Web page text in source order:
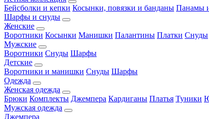
Бейсболки и кепки Косынки, повязки и банданы Панамы
Шарфы и снуды
Женские
Воротники Косынки Манишки Палантины Платки Снуды
Мужские
Воротники Снуды Шарфы
Детские
Воротники и манишки Снуды Шарфы
Одежда
Женская одежда
Брюки Комплекты Джемпера Кардиганы Платья Туники
Мужская одежда
Джемпера